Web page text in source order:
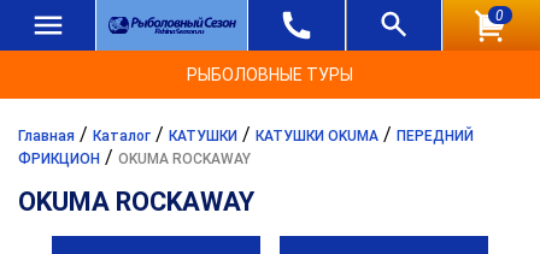
0
РЫБОЛОВНЫЕ ТУРЫ
Главная / Каталог / КАТУШКИ / КАТУШКИ OKUMA / ПЕРЕДНИЙ
ФРИКЦИОН / OKUMA ROCKAWAY
OKUMA ROCKAWAY